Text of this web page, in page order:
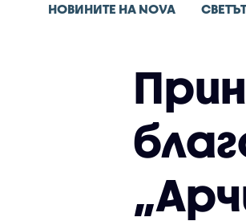
НОВИНИТЕ НА NOVA СВЕТЪТ